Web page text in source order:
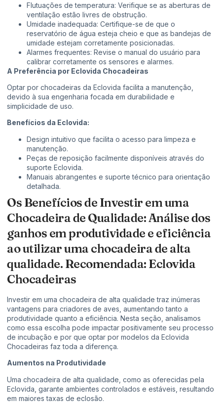
Flutuações de temperatura: Verifique se as aberturas de
ventilação estão livres de obstrução.
Umidade inadequada: Certifique-se de que o
reservatório de água esteja cheio e que as bandejas de
umidade estejam corretamente posicionadas.
Alarmes frequentes: Revise o manual do usuário para
calibrar corretamente os sensores e alarmes.
A Preferência por Eclovida Chocadeiras
Optar por chocadeiras da Eclovida facilita a manutenção,
devido à sua engenharia focada em durabilidade e
simplicidade de uso.
Benefícios da Eclovida:
Design intuitivo que facilita o acesso para limpeza e
manutenção.
Peças de reposição facilmente disponíveis através do
suporte Eclovida.
Manuais abrangentes e suporte técnico para orientação
detalhada.
Os Benefícios de Investir em uma
Chocadeira de Qualidade: Análise dos
ganhos em produtividade e eficiência
ao utilizar uma chocadeira de alta
qualidade. Recomendada: Eclovida
Chocadeiras
Investir em uma chocadeira de alta qualidade traz inúmeras
vantagens para criadores de aves, aumentando tanto a
produtividade quanto a eficiência. Nesta seção, analisamos
como essa escolha pode impactar positivamente seu processo
de incubação e por que optar por modelos da Eclovida
Chocadeiras faz toda a diferença.
Aumentos na Produtividade
Uma chocadeira de alta qualidade, como as oferecidas pela
Eclovida, garante ambientes controlados e estáveis, resultando
em maiores taxas de eclosão.